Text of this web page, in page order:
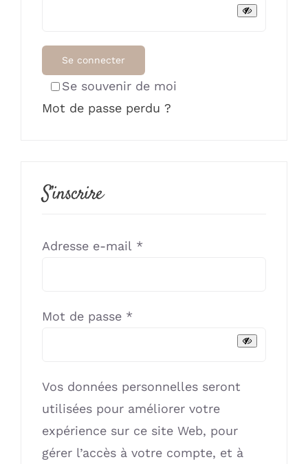
Se souvenir de moi
Se connecter
Mot de passe perdu ?
S’inscrire
Adresse e-mail *
Mot de passe *
Vos données personnelles seront
utilisées pour améliorer votre
expérience sur ce site Web, pour
gérer l’accès à votre compte, et à